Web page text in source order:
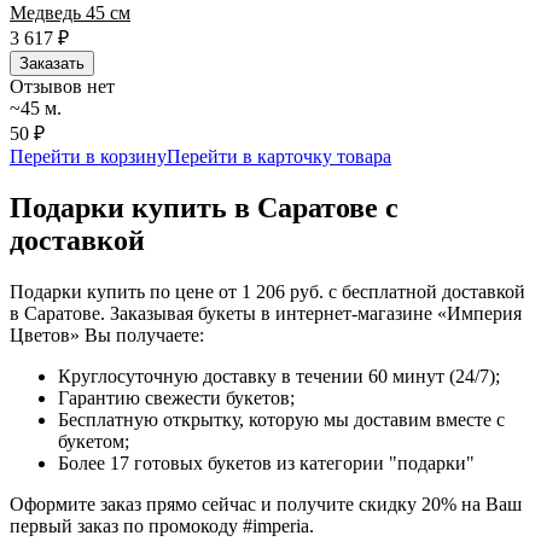
Медведь 45 см
3 617 ₽
Заказать
Отзывов нет
~45 м.
50 ₽
Перейти в корзинуПерейти в карточку товара
Подарки купить в Саратове с
доставкой
Подарки купить по цене от 1 206 руб. с бесплатной доставкой
в Саратове. Заказывая букеты в интернет-магазине «Империя
Цветов» Вы получаете:
Круглосуточную доставку в течении 60 минут (24/7);
Гарантию свежести букетов;
Бесплатную открытку, которую мы доставим вместе с
букетом;
Более 17 готовых букетов из категории "подарки"
Оформите заказ прямо сейчас и получите скидку 20% на Ваш
первый заказ по промокоду #imperia.